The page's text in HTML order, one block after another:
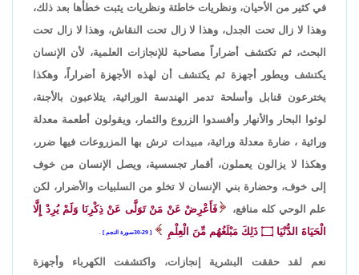
في كثير من الأحيان، ونظريات خاطئة ونظريات يثبت خطأها بعد ذلك،
وهذا لا زال تحت الجدل، وهذا لا زال تحت النقاش، وهذا لا زال تحت
البحث، ثم تكتشف أضراراً مصاحبة للإنجازات العلمية، لأن الإنسان
يكتشف ويطور أجهزة ثم يكتشف أن لهذه الأجهزة أضراراً، وهكذا
يخترعون قنابل وأسلحة تدمر الهندسة الوراثية، يتلاعبون بالأجنة،
لوثوا البحار والأنهار وأفسدوا الزروع والثمار، ويقولون أطعمة معدلة
وراثية ، ضارة معدلة وراثية، مبيدات ترش بها المزروعات فيها ضرر،
وهكذا لا يزالون يعملون، أقمار تجسسية، ويصل الإنسان من خوف
إلى خوف، وحضارة بني الإنسان لا تخلو من السلبيات والأضرار، لكن
علم الوحي كله منافع،
فَأَعْرِضْ عَنْ مَنْ تَوَلَّى عَنْ ذِكْرِنَا وَلَمْ يُرِدْ إِلَّا
الْحَيَاةَ الدُّنْيَا ۝ ذَلِكَ مَبْلَغُهُم مِّنَ الْعِلْمِ 29-30سورة النجم
نعم لقد حققت البشرية إنجازات، واكتشفت الكهرباء وأجهزة